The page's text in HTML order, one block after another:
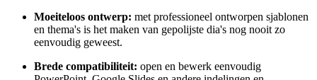
Moeiteloos ontwerp: met professioneel ontworpen sjablonen
en thema's is het maken van gepolijste dia's nog nooit zo
eenvoudig geweest.
Brede compatibiliteit: open en bewerk eenvoudig